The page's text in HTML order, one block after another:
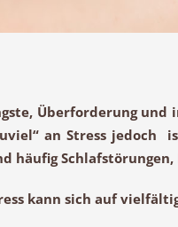
Überforderung und
an Stress jedoch
häufigSchlafstörungen,
kann sich auf